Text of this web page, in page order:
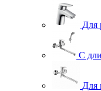
Для
С
Для